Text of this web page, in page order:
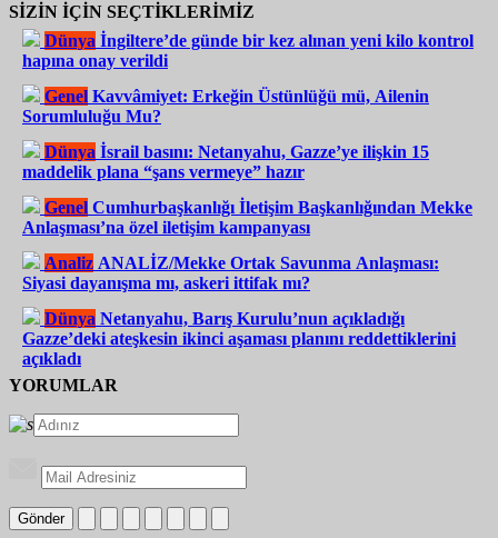
SİZİN İÇİN SEÇTİKLERİMİZ
Dünya İngiltere’de günde bir kez alınan yeni kilo kontrol
hapına onay verildi
Genel Kavvâmiyet: Erkeğin Üstünlüğü mü, Ailenin
Sorumluluğu Mu?
Dünya İsrail basını: Netanyahu, Gazze’ye ilişkin 15
maddelik plana “şans vermeye” hazır
Genel Cumhurbaşkanlığı İletişim Başkanlığından Mekke
Anlaşması’na özel iletişim kampanyası
Analiz ANALİZ/Mekke Ortak Savunma Anlaşması:
Siyasi dayanışma mı, askeri ittifak mı?
Dünya Netanyahu, Barış Kurulu’nun açıkladığı
Gazze’deki ateşkesin ikinci aşaması planını reddettiklerini
açıkladı
YORUMLAR
Gönder